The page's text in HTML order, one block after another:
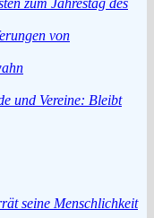
von
und Vereine: Bleibt
seine Menschlichkeit